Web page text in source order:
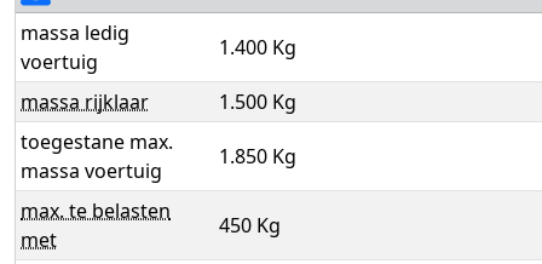
massa ledig
voertuig
1.400 Kg
massa rijklaar
1.500 Kg
toegestane max.
massa voertuig
1.850 Kg
max. te belasten
met
450 Kg